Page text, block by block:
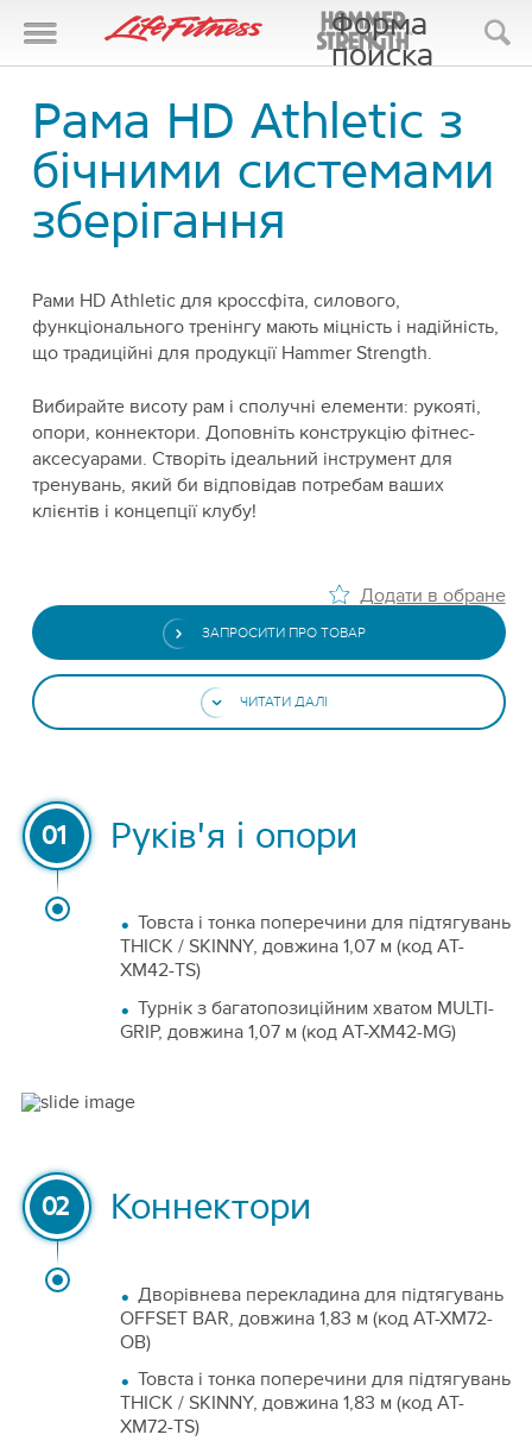
Форма
поиска
Рама HD Athletic з
бічними системами
зберігання
Рами HD Athletic для кроссфіта, силового,
функціонального тренінгу мають міцність і надійність,
що традиційні для продукції Hammer Strength.
Вибирайте висоту рам і сполучні елементи: рукояті,
опори, коннектори. Доповніть конструкцію фітнес-
аксесуарами. Створіть ідеальний інструмент для
тренувань, який би відповідав потребам ваших
клієнтів і концепції клубу!
Додати в обране
ЗАПРОСИТИ ПРО ТОВАР
ЧИТАТИ ДАЛІ
01 Руків'я і опори
Товста і тонка поперечини для підтягувань
THICK / SKINNY, довжина 1,07 м (код AT-
XM42-TS)
Турнік з багатопозиційним хватом MULTI-
GRIP, довжина 1,07 м (код AT-XM42-MG)
02 Коннектори
Дворівнева перекладина для підтягувань
OFFSET BAR, довжина 1,83 м (код AT-XM72-
OB)
Товста і тонка поперечини для підтягувань
THICK / SKINNY, довжина 1,83 м (код AT-
XM72-TS)